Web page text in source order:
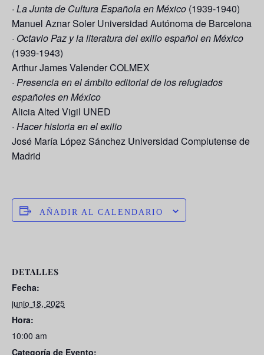
· La Junta de Cultura Española en México (1939-1940)
Manuel Aznar SolerUniversidad Autónoma de Barcelona
· Octavio Paz y la literatura del exilio español en México
(1939-1943)
Arthur James ValenderCOLMEX
· Presencia en el ámbito editorial de los refugiados
españoles en México
Alicia Alted Vigil UNED
· Hacer historia en el exilio
José María López Sánchez Universidad Complutense de
Madrid
AÑADIR AL CALENDARIO
DETALLES
Fecha:
junio 18, 2025
Hora:
10:00 am
Categoría de Evento: